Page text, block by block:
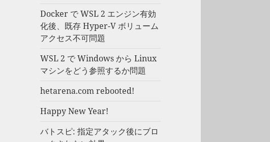
Docker で WSL 2 エンジン有効
化後、既存 Hyper-V ボリューム
アクセス不可問題
WSL 2 で Windows から Linux
マシンをどう参照するか問題
hetarena.com rebooted!
Happy New Year!
バトスピ: 指定アタック後にブロ